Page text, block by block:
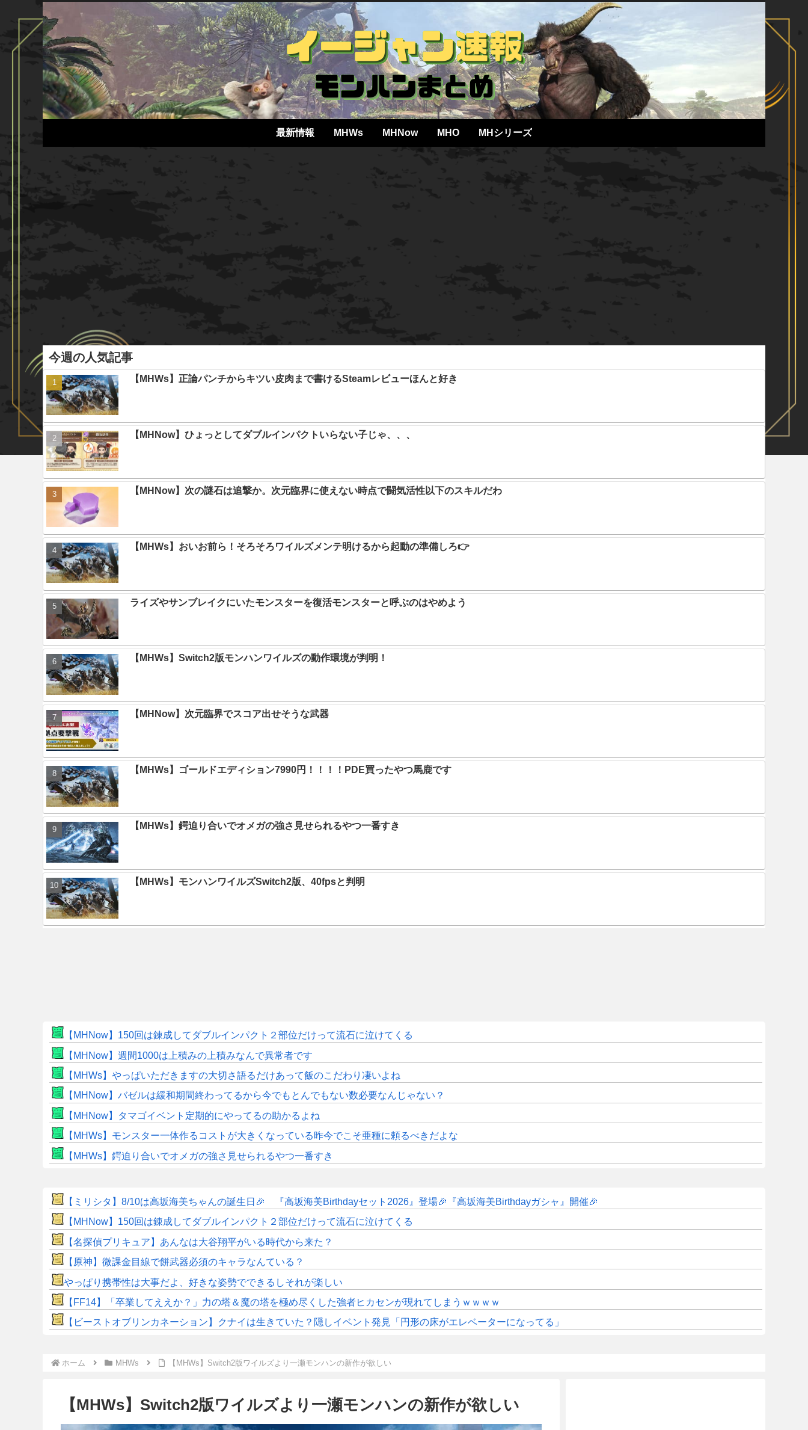
最新情報 MHWs MHNow MHO MHシリーズ
今週の人気記事
【MHWs】正論パンチからキツい皮肉まで書けるSteamレビューほんと好き
【MHNow】ひょっとしてダブルインパクトいらない子じゃ、、、
【MHNow】次の謎石は追撃か。次元臨界に使えない時点で闘気活性以下のスキルだわ
【MHWs】おいお前ら！そろそろワイルズメンテ明けるから起動の準備しろ👉
ライズやサンブレイクにいたモンスターを復活モンスターと呼ぶのはやめよう
【MHWs】Switch2版モンハンワイルズの動作環境が判明！
【MHNow】次元臨界でスコア出せそうな武器
【MHWs】ゴールドエディション7990円！！！！PDE買ったやつ馬鹿です
【MHWs】鍔迫り合いでオメガの強さ見せられるやつ一番すき
【MHWs】モンハンワイルズSwitch2版、40fpsと判明
【MHNow】150回は錬成してダブルインパクト２部位だけって流石に泣けてくる
【MHNow】週間1000は上積みの上積みなんで異常者です
【MHWs】やっぱいただきますの大切さ語るだけあって飯のこだわり凄いよね
【MHNow】バゼルは緩和期間終わってるから今でもとんでもない数必要なんじゃない？
【MHNow】タマゴイベント定期的にやってるの助かるよね
【MHWs】モンスター一体作るコストが大きくなっている昨今でこそ亜種に頼るべきだよな
【MHWs】鍔迫り合いでオメガの強さ見せられるやつ一番すき
【ミリシタ】8/10は高坂海美ちゃんの誕生日🎉 『高坂海美Birthdayセット2026』登場🎉『高坂海美Birthdayガシャ』開催🎉
【MHNow】150回は錬成してダブルインパクト２部位だけって流石に泣けてくる
【名探偵プリキュア】あんなは大谷翔平がいる時代から来た？
【原神】微課金目線で餅武器必須のキャラなんている？
やっぱり携帯性は大事だよ、好きな姿勢でできるしそれが楽しい
【FF14】「卒業してええか？」力の塔＆魔の塔を極め尽くした強者ヒカセンが現れてしまうｗｗｗｗ
【ビーストオブリンカネーション】クナイは生きていた？隠しイベント発見「円形の床がエレベーターになってる」
ホーム MHWs 【MHWs】Switch2版ワイルズより一瀬モンハンの新作が欲しい
【MHWs】Switch2版ワイルズより一瀬モンハンの新作が欲しい